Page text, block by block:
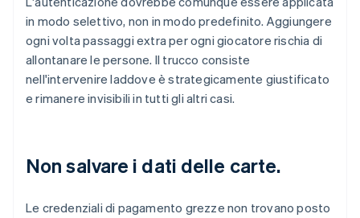
in modo selettivo, non in modo predefinito. Aggiungere
ogni volta passaggi extra per ogni giocatore rischia di
allontanare le persone. Il trucco consiste
nell'intervenire laddove è strategicamente giustificato
e rimanere invisibili in tutti gli altri casi.
Non salvare i dati delle carte.
Le credenziali di pagamento grezze non trovano posto